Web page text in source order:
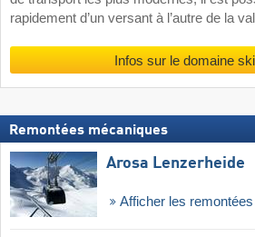
rapidement d’un versant à l’autre de la
Infos sur le domaine
Remontées mécaniques
Arosa Lenzerheide
Afficher les